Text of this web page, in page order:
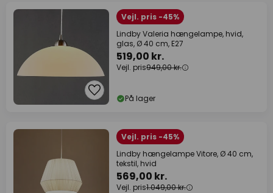
Vejl. pris -45%
Lindby Valeria hængelampe, hvid,
glas, Ø 40 cm, E27
519,00 kr.
Vejl. pris949,00 kr.
På lager
Vejl. pris -45%
Lindby hængelampe Vitore, Ø 40 cm,
tekstil, hvid
569,00 kr.
Vejl. pris1.049,00 kr.